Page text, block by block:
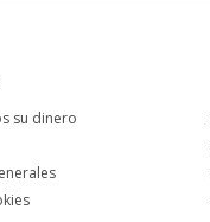
su dinero